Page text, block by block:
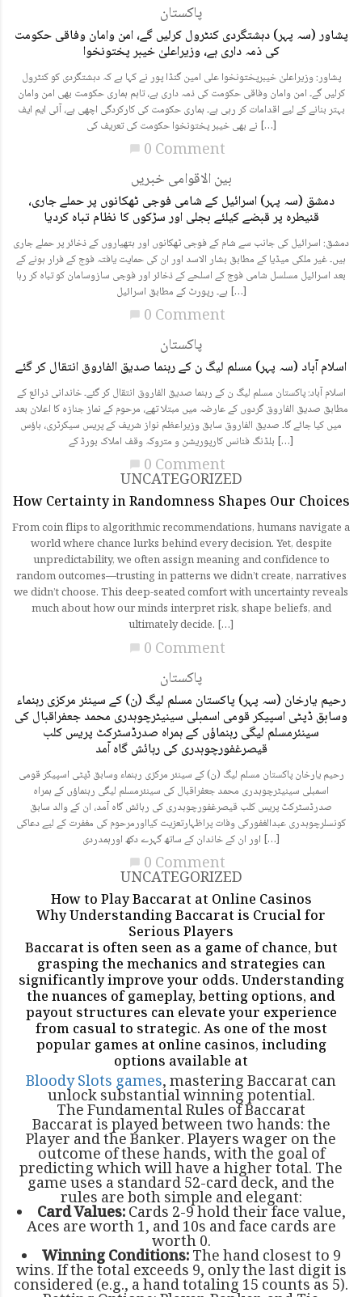
پاکستان
پشاور (سہ پہر) دہشتگردی کنٹرول کرلیں گے، امن وامان وفاقی حکومت
کی ذمہ داری ہے، وزیراعلیٰ خیبر پختونخوا
پشاور: وزیراعلیٰ خیبرپختونخوا علی امین گنڈا پور نے کہا ہے کہ دہشتگردی کو کنٹرول
کرلیں گے۔ امن وامان وفاقی حکومت کی ذمہ داری ہے، تاہم ہماری حکومت بھی امن وامان
بہتر بنانے کے لیے اقدامات کر رہی ہے۔ ہماری حکومت کی کارکردگی اچھی ہے، آئی ایم ایف
نے بھی خیبر پختونخوا حکومت کی تعریف کی […]
0 Comment
بین الاقوامی خبریں
دمشق (سہ پہر) اسرائیل کے شامی فوجی ٹھکانوں پر حملے جاری،
قنیطرہ پر قبضے کیلئے بجلی اور سڑکوں کا نظام تباہ کردیا
دمشق: اسرائیل کی جانب سے شام کے فوجی ٹھکانوں اور ہتھیاروں کے ذخائر پر حملے جاری
ہیں۔ غیر ملکی میڈیا کے مطابق بشار الاسد اور ان کی حمایت یافتہ فوج کے فرار ہونے کے
بعد اسرائیل مسلسل شامی فوج کے اسلحے کے ذخائر اور فوجی سازوسامان کو تباہ کر رہا
ہے۔ رپورٹ کے مطابق اسرائیل […]
0 Comment
پاکستان
اسلام آباد (سہ پہر) مسلم لیگ ن کے رہنما صدیق الفاروق انتقال کر گئے
اسلام آباد: پاکستان مسلم لیگ ن کے رہنما صدیق الفاروق انتقال کر گئے۔ خاندانی ذرائع کے
مطابق صدیق الفاروق گردوں کے عارضہ میں مبتلا تھے، مرحوم کے نماز جنازہ کا اعلان بعد
میں کیا جائے گا۔ صدیق الفاروق سابق وزیراعظم نواز شریف کے پریس سیکرٹری، ہاؤس
بلڈنگ فنانس کارپوریشن و متروکہ وقف املاک بورڈ کے […]
0 Comment
UNCATEGORIZED
How Certainty in Randomness Shapes Our Choices
From coin flips to algorithmic recommendations, humans navigate a
world where chance lurks behind every decision. Yet, despite
unpredictability, we often assign meaning and confidence to
random outcomes—trusting in patterns we didn’t create, narratives
we didn’t choose. This deep-seated comfort with uncertainty reveals
much about how our minds interpret risk, shape beliefs, and
ultimately decide. […]
0 Comment
پاکستان
رحیم یارخان (سہ پہر) پاکستان مسلم لیگ (ن) کے سینئر مرکزی رہنماء
وسابق ڈپٹی اسپیکر قومی اسمبلی سینیٹرچوہدری محمد جعفراقبال کی
سینئرمسلم لیگی رہنماؤں کے ہمراہ صدرڈسٹرکٹ پریس کلب
قیصرغفورچوہدری کی رہائش گاہ آمد
رحیم یارخان پاکستان مسلم لیگ (ن) کے سینئر مرکزی رہنماء وسابق ڈپٹی اسپیکر قومی
اسمبلی سینیٹرچوہدری محمد جعفراقبال کی سینئرمسلم لیگی رہنماؤں کے ہمراہ
صدرڈسٹرکٹ پریس کلب قیصرغفورچوہدری کی رہائش گاہ آمد، ان کے والد سابق
کونسلرچوہدری عبدالغفورکی وفات پراظہارتعزیت کیااورمرحوم کی مغفرت کے لیے دعاکی
اور ان کے خاندان کے ساتھ گہرے دکھ اورہمدردی […]
0 Comment
UNCATEGORIZED
How to Play Baccarat at Online Casinos
Why Understanding Baccarat is Crucial for
Serious Players
Baccarat is often seen as a game of chance, but
grasping the mechanics and strategies can
significantly improve your odds. Understanding
the nuances of gameplay, betting options, and
payout structures can elevate your experience
from casual to strategic. As one of the most
popular games at online casinos, including
options available at
Bloody Slots games, mastering Baccarat can
unlock substantial winning potential.
The Fundamental Rules of Baccarat
Baccarat is played between two hands: the
Player and the Banker. Players wager on the
outcome of these hands, with the goal of
predicting which will have a higher total. The
game uses a standard 52-card deck, and the
rules are both simple and elegant:
Card Values:Cards 2-9 hold their face value,
Aces are worth 1, and 10s and face cards are
worth 0.
Winning Conditions:The hand closest to 9
wins. If the total exceeds 9, only the last digit is
considered (e.g., a hand totaling 15 counts as 5).